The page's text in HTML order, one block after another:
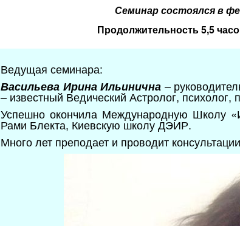
Семинар состоялся в
Продолжительность 5,5
Ведущая семинара:
Васильева Ирина Ильинична –
– известный Ведический Астролог, психолог,
Успешно окончила Международную Школу
Рами Блекта, Киевскую школу ДЭИР.
Много лет преподает и проводит